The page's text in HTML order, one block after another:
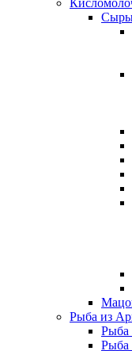
Рыба из
Рыба
Рыба